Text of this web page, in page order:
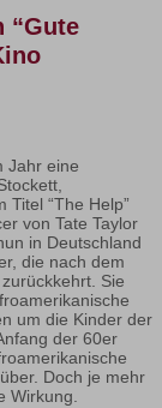
“Gute
Jahr eine
“The Help”
von Tate Taylor
in Deutschland
die nach dem
Sie
um die Kinder der
der 60er
Doch je mehr
Wirkung.